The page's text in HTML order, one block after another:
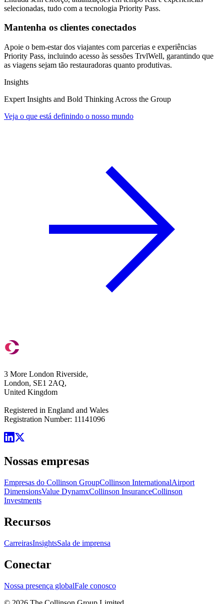
selecionadas, tudo com a tecnologia Priority Pass.
Mantenha os clientes conectados
Apoie o bem-estar dos viajantes com parcerias e experiências
Priority Pass, incluindo acesso às sessões TrvlWell, garantindo que
as viagens sejam tão restauradoras quanto produtivas.
Insights
Expert Insights and Bold Thinking Across the Group
Veja o que está definindo o nosso mundo
3 More London Riverside,
London, SE1 2AQ,
United Kingdom
Registered in England and Wales
Registration Number: 11141096
Nossas empresas
Empresas do Collinson GroupCollinson InternationalAirport
DimensionsValue DynamxCollinson InsuranceCollinson
Investments
Recursos
CarreirasInsightsSala de imprensa
Conectar
Nossa presença globalFale conosco